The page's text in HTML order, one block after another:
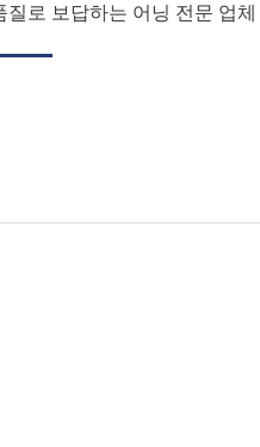
로 보답하는 어닝 전문 업체